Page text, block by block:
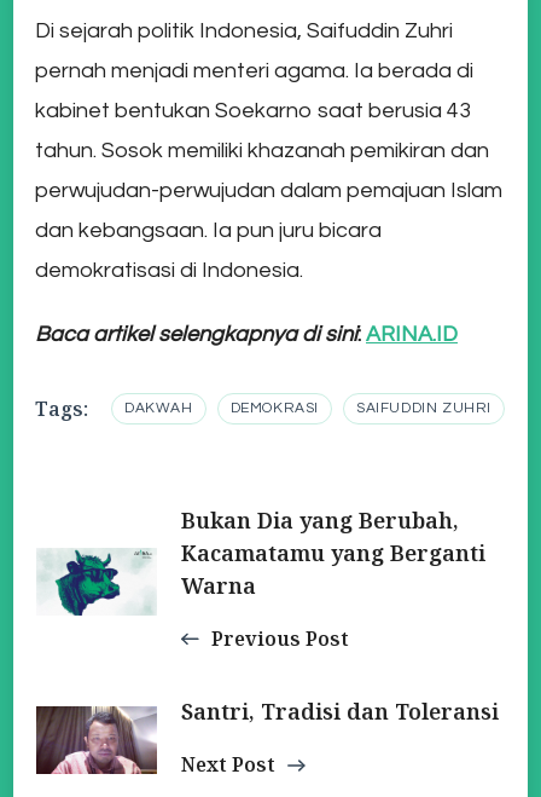
Di sejarah politik Indonesia, Saifuddin Zuhri
pernah menjadi menteri agama. Ia berada di
kabinet bentukan Soekarno saat berusia 43
tahun. Sosok memiliki khazanah pemikiran dan
perwujudan-perwujudan dalam pemajuan Islam
dan kebangsaan. Ia pun juru bicara
demokratisasi di Indonesia.
Baca artikel selengkapnya di sini: ARINA.ID
Tags: DAKWAH DEMOKRASI SAIFUDDIN ZUHRI
Navigation
Bukan Dia yang Berubah,
Kacamatamu yang Berganti
Warna
Previous Post
Santri, Tradisi dan Toleransi
Next Post